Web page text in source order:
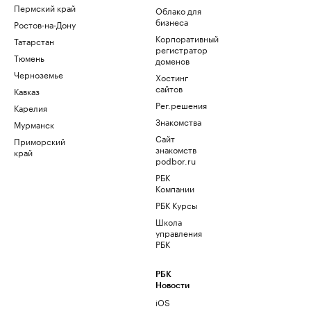
Пермский край
Ростов-на-Дону
Татарстан
Тюмень
Черноземье
Кавказ
Карелия
Мурманск
Приморский
край
Облако для
бизнеса
Корпоративный
регистратор
доменов
Хостинг
сайтов
Рег.решения
Знакомства
Сайт
знакомств
podbor.ru
РБК
Компании
РБК Курсы
Школа
управления
РБК
РБК
Новости
iOS